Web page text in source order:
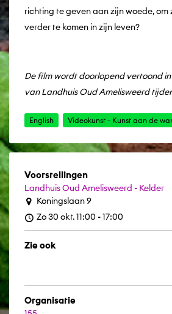
richting te geven aan zijn woede, om
verder te komen in zijn leven?
De film wordt doorlopend vertoond
van Landhuis Oud Amelisweerd
English Videokunst - Kunst aan de
Voorstellingen
Landhuis Oud Amelisweerd - Kelder
Koningslaan 9
Zo 30 okt. 11:00 - 17:00
Zie ook
Organisatie